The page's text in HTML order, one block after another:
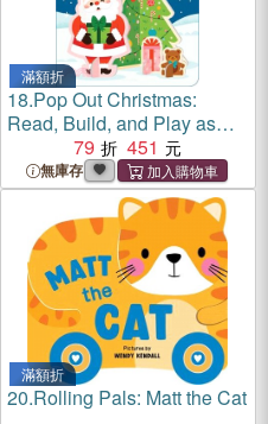
滿額折
18.Pop Out Christmas:
Read, Build, and Play as
You Celebrate the Holiday
Season
79 451
無庫存
滿額折
20.Rolling Pals: Matt the Cat